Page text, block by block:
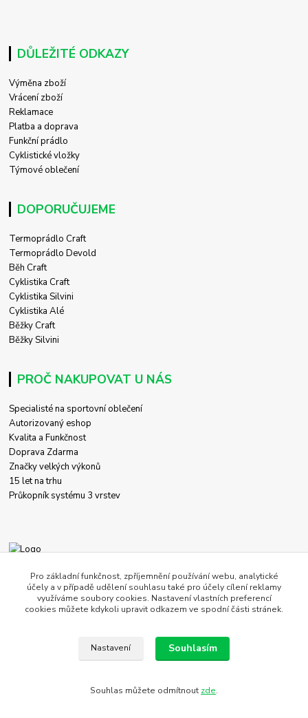
DŮLEŽITÉ ODKAZY
Výměna zboží
Vrácení zboží
Reklamace
Platba a doprava
Funkční prádlo
Cyklistické vložky
Týmové oblečení
DOPORUČUJEME
Termoprádlo Craft
Termoprádlo Devold
Běh Craft
Cyklistika Craft
Cyklistika Silvini
Cyklistika Alé
Běžky Craft
Běžky Silvini
PROČ NAKUPOVAT U NÁS
Specialisté na sportovní oblečení
Autorizovaný eshop
Kvalita a Funkčnost
Doprava Zdarma
Značky velkých výkonů
15 let na trhu
Průkopník systému 3 vrstev
+420 774 458 618
obchod@c-store.cz
Pro základní funkčnost, zpříjemnění používání webu, analytické
účely a v případě udělení souhlasu také pro účely cílení reklamy
využíváme soubory cookies. Nastavení vlastních preferencí
cookies můžete kdykoli upravit odkazem ve spodní části stránek.
Nastavení Souhlasím
Souhlas můžete odmítnout zde.